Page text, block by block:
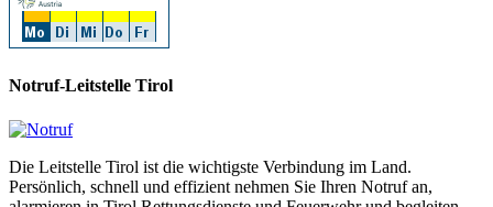
Notruf-Leitstelle Tirol
Die Leitstelle Tirol ist die wichtigste Verbindung im Land.
Persönlich, schnell und effizient nehmen Sie Ihren Notruf an,